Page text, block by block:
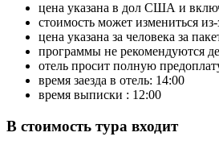
цена указана в дол США и
стоимость может измениться
цена указана за человека за
программы не рекомендуются
отель просит полную
время заезда в отель: 14:00
время выписки : 12:00
В стоимость тура входит